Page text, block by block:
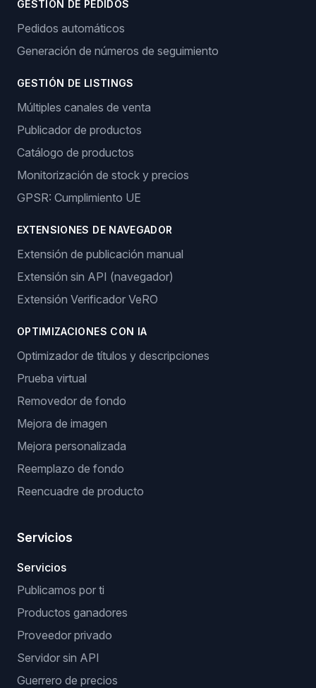
GESTIÓN DE PEDIDOS
Pedidos automáticos
Generación de números de seguimiento
GESTIÓN DE LISTINGS
Múltiples canales de venta
Publicador de productos
Catálogo de productos
Monitorización de stock y precios
GPSR: Cumplimiento UE
EXTENSIONES DE NAVEGADOR
Extensión de publicación manual
Extensión sin API (navegador)
Extensión Verificador VeRO
OPTIMIZACIONES CON IA
Optimizador de títulos y descripciones
Prueba virtual
Removedor de fondo
Mejora de imagen
Mejora personalizada
Reemplazo de fondo
Reencuadre de producto
Servicios
Servicios
Publicamos por ti
Productos ganadores
Proveedor privado
Servidor sin API
Guerrero de precios